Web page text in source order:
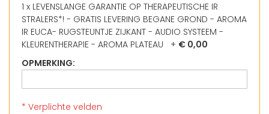
1 x LEVENSLANGE GARANTIE OP THERAPEUTISCHE IR
STRALERS*! - GRATIS LEVERING BEGANE GROND - AROMA
IR EUCA- RUGSTEUNTJE ZIJKANT - AUDIO SYSTEEM -
KLEURENTHERAPIE - AROMA PLATEAU
+ € 0,00
OPMERKING:
* Verplichte velden